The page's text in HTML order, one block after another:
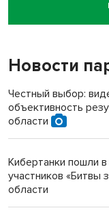
Новосибирский суд
пенсионерки на
«Мы живём на
терроризируют
Инвалид получил
протезом под
Новосибирский
многодетных в
Новости
Честный выбор:
объективность
области
Кибертанки пошли
участников «Битвы
области